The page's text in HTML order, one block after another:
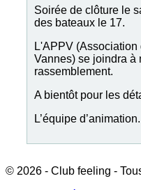
Soirée de clôture le
des bateaux le 17.
L'APPV
Vannes) se joindra à
rassemblement.
A bientôt pour les
L’équipe d’animation.
© 2026 - Club feeling -